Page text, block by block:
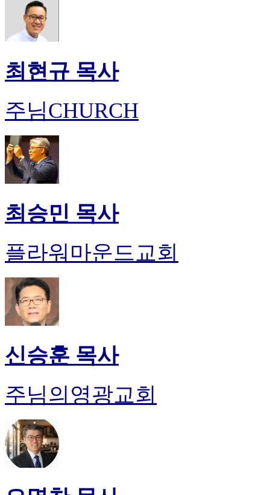
최현규 목사
주님CHURCH
최승민 목사
플라워마운드교회
신승훈 목사
주님의영광교회